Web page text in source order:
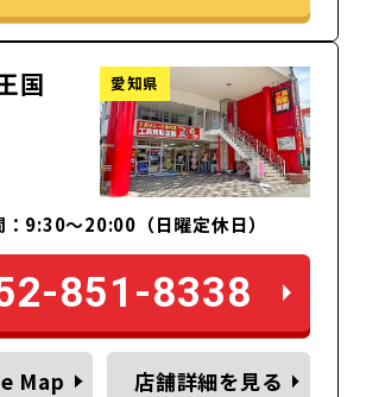
国
愛知県
：9:30～20:00（日曜定休日）
851-8338
Map 店舗詳細を見る